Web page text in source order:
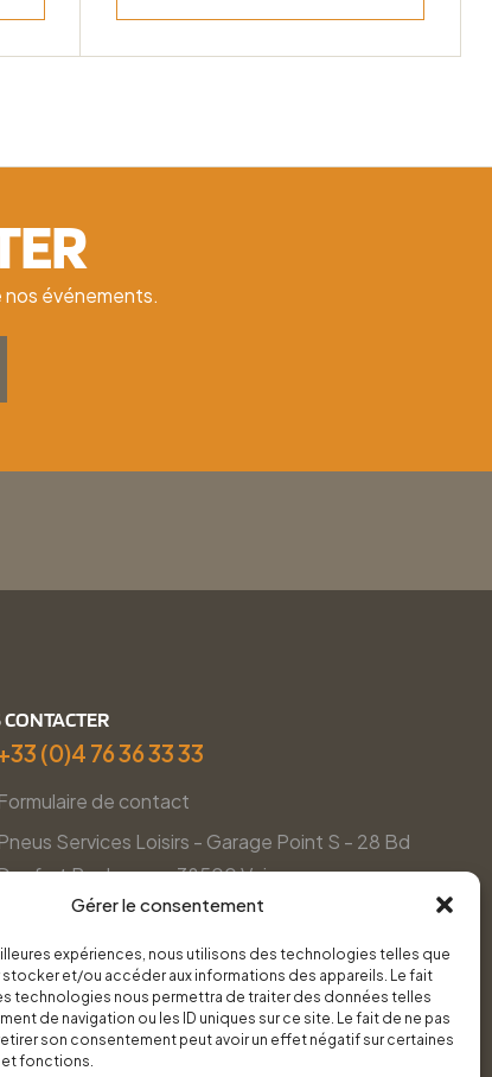
Gérer le consentement
expériences, nous utilisons des technologies telles que
et/ou accéder aux informations des appareils. Le fait
technologies nous permettra de traiter des données telles
de navigation ou les ID uniques sur ce site. Le fait de ne pas
son consentement peut avoir un effet négatif sur certaines
fonctions.
événements.
(0)4 76 36 33 33
Formulaire de contact
Pneus Services Loisirs - Garage Point S - 28 Bd
Rochereau, 38500 Voiron
Du lundi au vendredi, de 8h30 à 12h00 et de 14h00 à